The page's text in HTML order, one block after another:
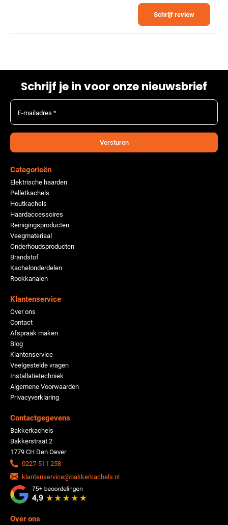
Schrijf review
Schrijf je in voor onze nieuwsbrief
E-mailadres *
Versturen
Categorieën
Elektrische haarden
Pelletkachels
Houtkachels
Haardaccessoires
Reinigingsproducten
Veegmateriaal
Onderhoudsproducten
Brandstof
Kachelonderdelen
Rookkanalen
Klantenservice
Over ons
Contact
Afspraak maken
Blog
Klantenservice
Veelgestelde vragen
Installatietechniek
Algemene Voorwaarden
Privacyverklaring
Contactgegevens
Bakkerkachels
Bakkerstraat 2
1779 CH Den Oever
0227-511 258
klantenservice@bakkerkachels.nl
Over ons